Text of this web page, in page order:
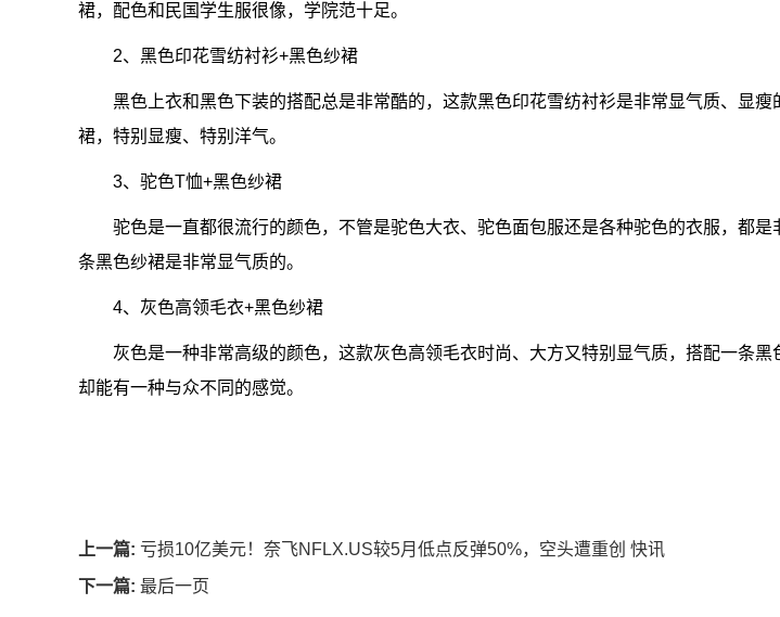
裙，配色和民国学生服很像，学院范十足。
2、黑色印花雪纺衬衫+黑色纱裙
黑色上衣和黑色下装的搭配总是非常酷的，这款黑色印花雪纺衬衫是非常显气质、显瘦
裙，特别显瘦、特别洋气。
3、驼色T恤+黑色纱裙
驼色是一直都很流行的颜色，不管是驼色大衣、驼色面包服还是各种驼色的衣服，都是
条黑色纱裙是非常显气质的。
4、灰色高领毛衣+黑色纱裙
灰色是一种非常高级的颜色，这款灰色高领毛衣时尚、大方又特别显气质，搭配一条黑
却能有一种与众不同的感觉。
上一篇: 亏损10亿美元！奈飞NFLX.US较5月低点反弹50%，空头遭重创 快讯
下一篇: 最后一页